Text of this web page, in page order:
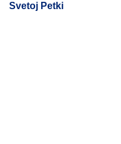
Svetoj Petki